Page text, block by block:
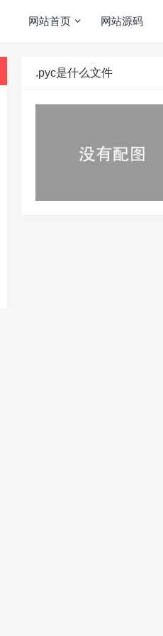
网站首页 网站源码
.pyc是什么文件